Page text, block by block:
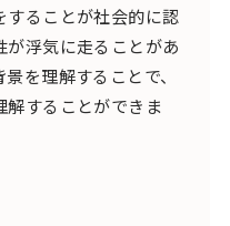
ることが社会的に認
浮気に走ることがあ
を理解することで、
することができま